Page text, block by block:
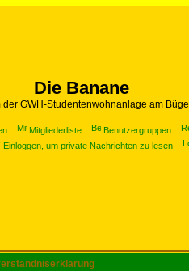
Die Banane
der GWH-Studentenwohnanlage am Bügel
Mitgliederliste Benutzergruppen
Einloggen, um private Nachrichten zu lesen